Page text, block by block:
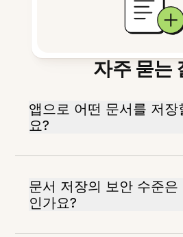
자주 묻는
앱으로 어떤 문서를 저장
요?
문서 저장의 보안 수준은
인가요?